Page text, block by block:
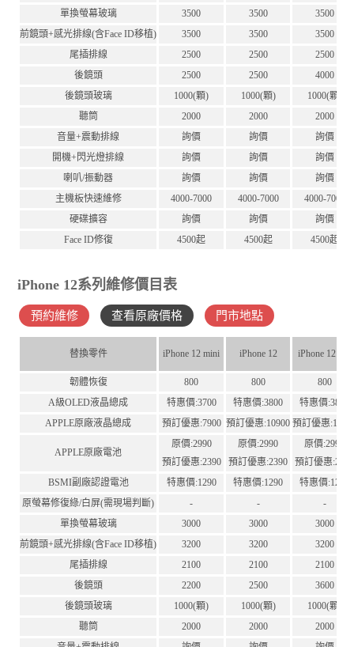
單換螢幕玻璃
3500 3500
3500
前鏡頭+感光排線(含Face ID移植)
3500 3500
3500
尾插排線
2500 2500
2500
後鏡頭
2500 2500
4000
後鏡頭玻璃
1000(顆) 1000(顆)
1000(顆)
聽筒
2000 2000
2000
音量+震動排線
詢價 詢價
詢價
開機+閃光燈排線
詢價 詢價
詢價
喇叭/振動器
詢價 詢價
詢價
主機板快速維修
4000-7000 4000-7000
4000-7000
硬碟擴容
詢價 詢價
詢價
Face ID修復
4500起 4500起 4500起
iPhone 12系列維修價目表
預約維修 查看原廠價格 門市地點
替換零件 iPhone 12 mini iPhone 12 iPhone 12 Pro
韌體恢復 800 800
800
A級OLED液晶總成
特惠價:3700 特惠價:3800
特惠價:3800
APPLE原廠液晶總成
預訂優惠:7900 預訂優惠:10900 預訂優惠
APPLE原廠電池
原價:2990
預訂優惠:2390
原價:2990
預訂優惠:2390
原價:2990
預訂優惠:2390
BSMI副廠認證電池
特惠價:1290 特惠價:1290
特惠價:1290
原螢幕修復綠/白屏(需現場判斷)
- -
-
單換螢幕玻璃
3000 3000
3000
前鏡頭+感光排線(含Face ID移植)
3200 3200
3200
尾插排線
2100 2100
2100
後鏡頭
2200 2500
3600
後鏡頭玻璃
1000(顆) 1000(顆)
1000(顆)
聽筒
2000 2000
2000